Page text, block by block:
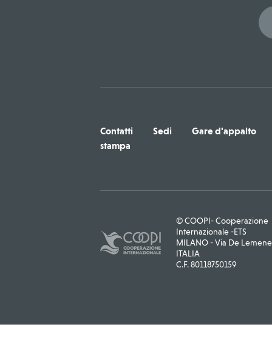
Contatti Sedi Gare d'appalto
stampa
© COOPI- Cooperazione
Internazionale -ETS
MILANO - Via De
ITALIA
C.F. 80118750159